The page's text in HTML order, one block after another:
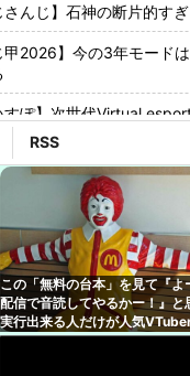
さんじ】石神の断片的す
甲2026】今の3年モード
すぽ】次世代Virtual
すぽ】謹慎期間中につい
い』
】ホロライブ掲示板：ホ
ョってネットでジョジョ
ら急にすげえ人気作品扱
】椎名林檎（38）「チュ
服着ていくか」 【
RSS
この「無料の台本」を見て『よ
配信で音読してやるかー！』と
実行出来る人だけが人気
ます